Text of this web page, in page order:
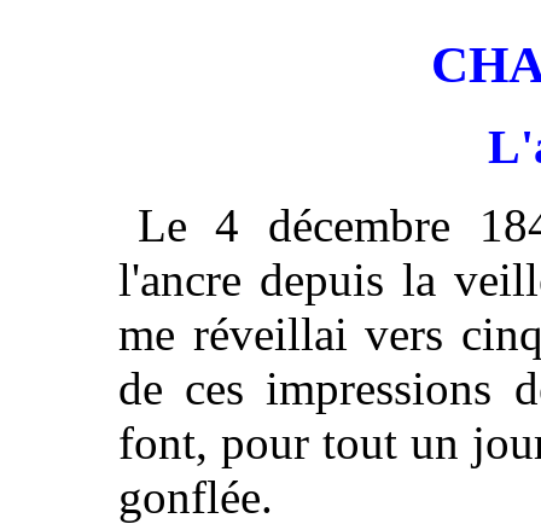
Le 4 décembre
l'ancre depuis la
me réveillai vers
de ces impressions
font, pour tout un
gonflée.